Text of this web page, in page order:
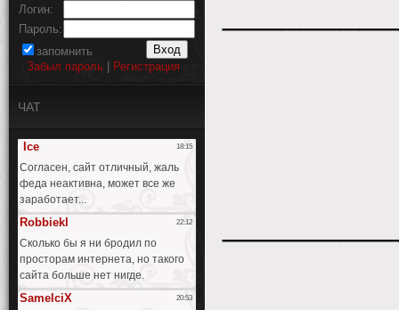
Логин:
Пароль:
запомнить
Забыл пароль
Регистрация
ЧАТ